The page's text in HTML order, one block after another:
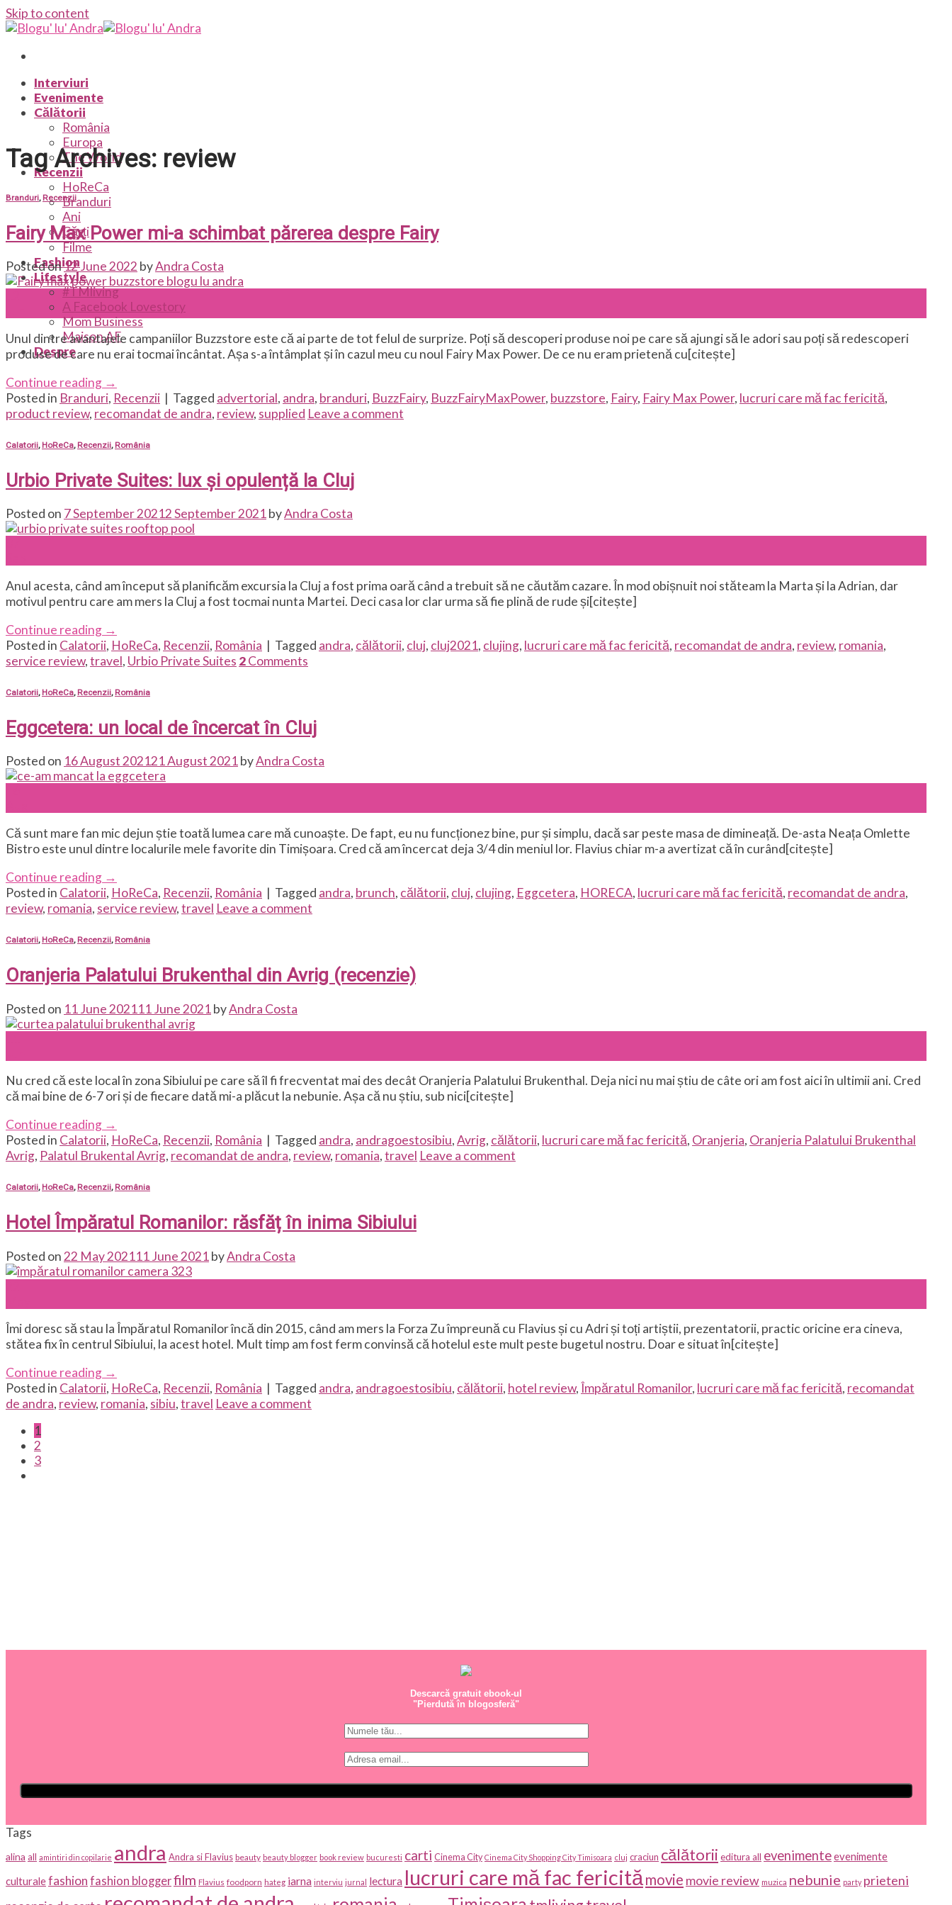
Skip to content
Interviuri
Evenimente
Călătorii
România
Europa
The World
Recenzii
HoReCa
Branduri
Ani
Cărți
Filme
Fashion
Lifestyle
#TMliving
A Facebook Lovestory
Mom Business
Maison AF
Despre
Tag Archives: review
Branduri, Recenzii
Fairy Max Power mi-a schimbat părerea despre Fairy
Posted on12 June 2022 byAndra Costa
Unul dintre avantajele campaniilor Buzzstore este că ai parte de tot felul de surprize. Poți să descoperi produse noi pe care să ajungi să le adori sau poți să redescoperi
produse de care nu erai tocmai încântat. Așa s-a întâmplat și în cazul meu cu noul Fairy Max Power. De ce nu eram prietenă cu[citește]
Continue reading →
Posted in Branduri, Recenzii | Tagged advertorial, andra, branduri, BuzzFairy, BuzzFairyMaxPower, buzzstore, Fairy, Fairy Max Power, lucruri care mă fac fericită,
product review, recomandat de andra, review, supplied Leave a comment
Calatorii, HoReCa, Recenzii, România
Urbio Private Suites: lux și opulență la Cluj
Posted on 7 September 20212 September 2021byAndra Costa
Anul acesta, când am început să planificăm excursia la Cluj a fost prima oară când a trebuit să ne căutăm cazare. În mod obișnuit noi stăteam la Marta și la Adrian, dar
motivul pentru care am mers la Cluj a fost tocmai nunta Martei. Deci casa lor clar urma să fie plină de rude și[citește]
Continue reading →
Posted in Calatorii, HoReCa, Recenzii, România | Tagged andra, călătorii, cluj, cluj2021, clujing, lucruri care mă fac fericită, recomandat de andra, review, romania,
service review,travel, Urbio Private Suites 2Comments
Calatorii, HoReCa, Recenzii, România
Eggcetera: un local de încercat în Cluj
Posted on 16 August 202121 August 2021byAndra Costa
Că sunt mare fan mic dejun știe toată lumea care mă cunoaște. De fapt, eu nu funcționez bine, pur și simplu, dacă sar peste masa de dimineață. De-asta Neața Omlette
Bistro este unul dintre localurile mele favorite din Timișoara. Cred că am încercat deja 3/4 din meniul lor. Flavius chiar m-a avertizat că în curând[citește]
Continue reading →
Posted in Calatorii, HoReCa, Recenzii, România | Tagged andra, brunch, călătorii, cluj, clujing, Eggcetera, HORECA, lucruri care mă fac fericită, recomandat de andra,
review, romania, service review,travel Leave a comment
Calatorii, HoReCa, Recenzii, România
Oranjeria Palatului Brukenthal din Avrig (recenzie)
Posted on 11 June 202111 June 2021byAndra Costa
Nu cred că este local în zona Sibiului pe care să îl fi frecventat mai des decât Oranjeria Palatului Brukenthal. Deja nici nu mai știu de câte ori am fost aici în ultimii ani. Cred
că mai bine de 6-7 ori și de fiecare dată mi-a plăcut la nebunie. Așa că nu știu, sub nici[citește]
Continue reading →
Posted in Calatorii, HoReCa, Recenzii, România | Tagged andra, andragoestosibiu,Avrig, călătorii, lucruri care mă fac fericită, Oranjeria, Oranjeria Palatului Brukenthal
Avrig, Palatul Brukental Avrig, recomandat de andra, review, romania,travel Leave a comment
Calatorii, HoReCa, Recenzii, România
Hotel Împăratul Romanilor: răsfăț în inima Sibiului
Posted on22 May 202111 June 2021byAndra Costa
Îmi doresc să stau la Împăratul Romanilor încă din 2015, când am mers la Forza Zu împreună cu Flavius și cu Adri și toți artiștii, prezentatorii, practic oricine era cineva,
stătea fix în centrul Sibiului, la acest hotel. Mult timp am fost ferm convinsă că hotelul este mult peste bugetul nostru. Doar e situat în[citește]
Continue reading →
Posted in Calatorii, HoReCa, Recenzii, România | Tagged andra, andragoestosibiu, călătorii, hotel review,Împăratul Romanilor, lucruri care mă fac fericită, recomandat
de andra, review, romania, sibiu,travel Leave a comment
1
2
3
Descarcă gratuit ebook-ul
"Pierdută în blogosferă"
Tags
alina all amintiri din copilarie andra Andra si Flavius beauty beauty blogger book review bucuresti carti Cinema City Cinema City Shopping City Timisoara cluj craciun călătorii editura all evenimenteevenimente
culturalefashion fashion bloggerfilm Flavius foodporn hateg iarna interviu jurnal lectura lucruri care mă fac fericită movie movie review muzica nebunie party prieteni